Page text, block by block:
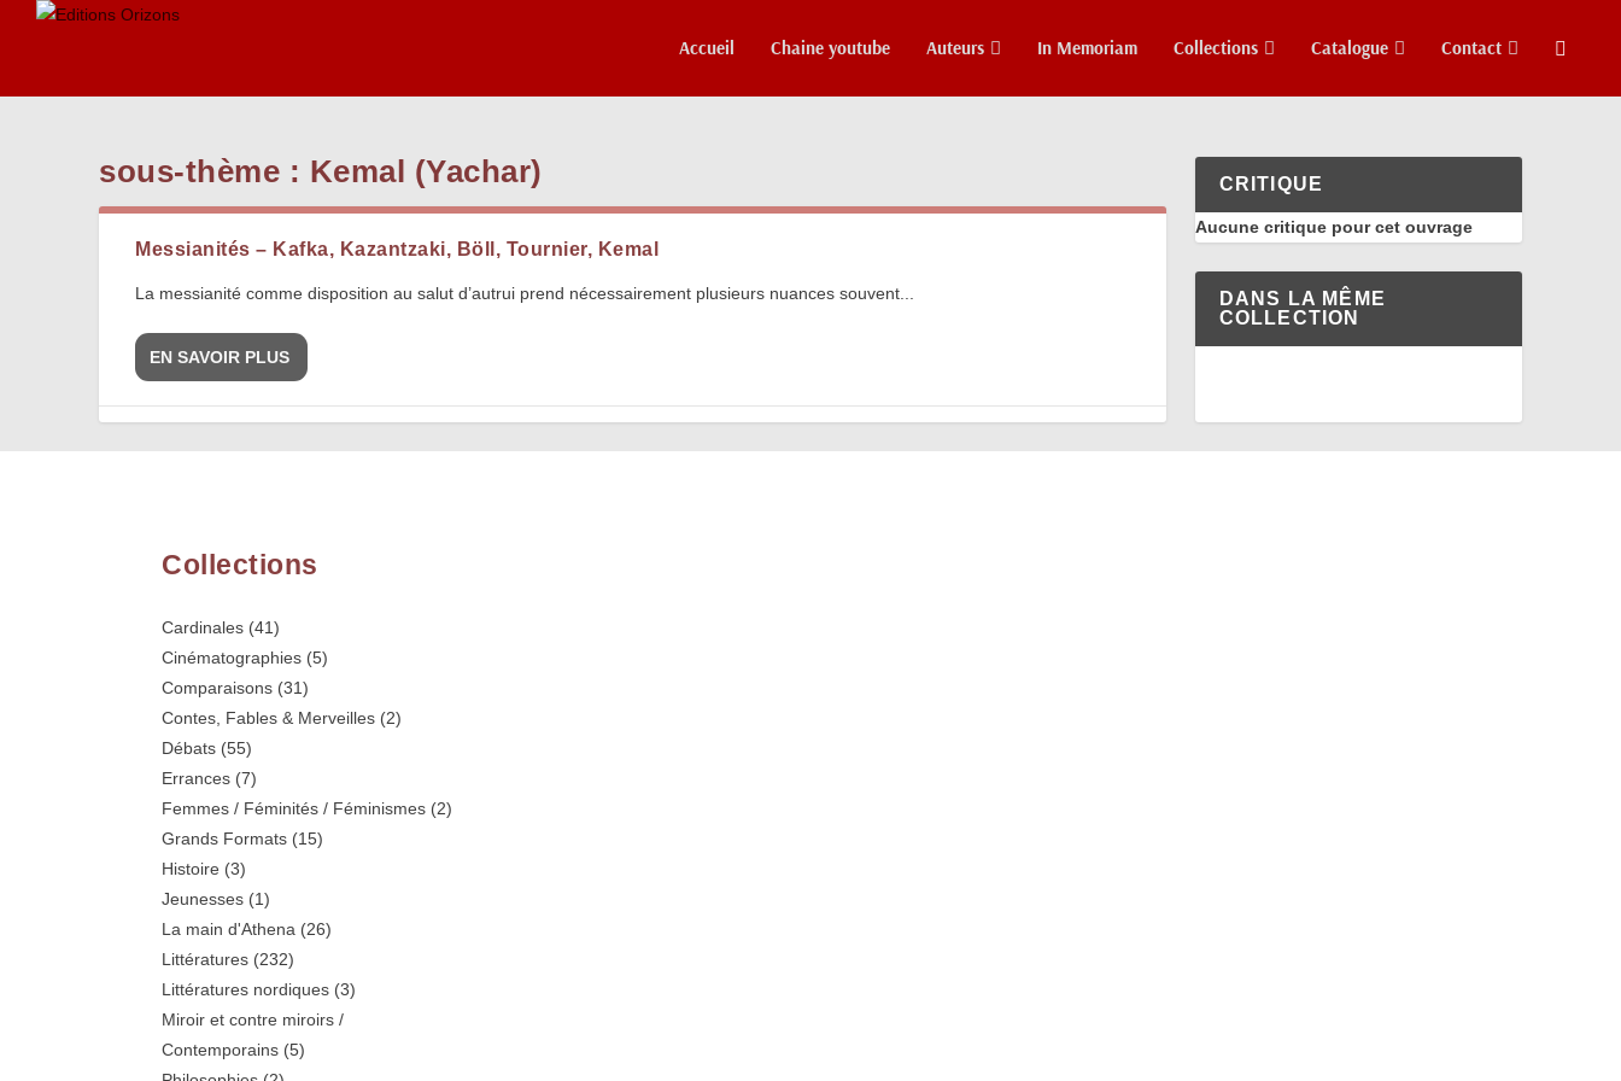
Accueil Chaine youtube Auteurs In Memoriam Collections Catalogue Contact
sous-thème : Kemal (Yachar)
Messianités – Kafka, Kazantzaki, Böll, Tournier, Kemal
La messianité comme disposition au salut d’autrui prend nécessairement plusieurs nuances souvent...
EN SAVOIR PLUS
CRITIQUE
Aucune critique pour cet ouvrage
DANS LA MÊME
COLLECTION
Collections
Cardinales (41)
Cinématographies (5)
Comparaisons (31)
Contes, Fables & Merveilles (2)
Débats (55)
Errances (7)
Femmes / Féminités / Féminismes (2)
Grands Formats (15)
Histoire (3)
Jeunesses (1)
La main d'Athena (26)
Littératures (232)
Littératures nordiques (3)
Miroir et contre miroirs /
Contemporains (5)